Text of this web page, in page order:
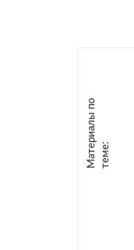
М
а
т е
р
и
а
л
ы
п
о
т
е
м
е :